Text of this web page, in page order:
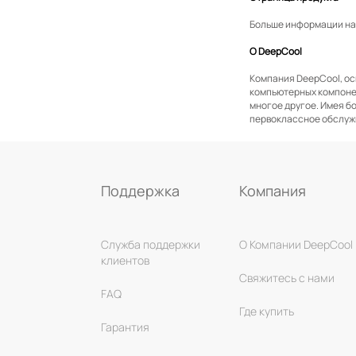
Больше информации на
О DeepCool
Компания DeepCool,
компьютерных
многое другое. Имея
первоклассное
Поддержка
Служба поддержки
клиентов
FAQ
Гарантия
Компания
О Компании DeepCool
Свяжитесь с нами
Где купить